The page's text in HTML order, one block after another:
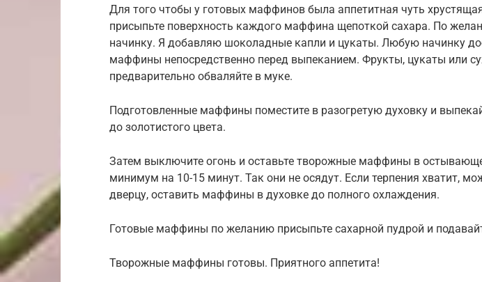
Для того чтобы у готовых маффинов была аппетитная чуть
присыпьте поверхность каждого маффина щепоткой сахара. По
начинку. Я добавляю шоколадные капли и цукаты. Любую начинку
маффины непосредственно перед выпеканием. Фрукты, цукаты или
предварительно обваляйте в муке.
Подготовленные маффины поместите в разогретую духовку и
до золотистого цвета.
Затем выключите огонь и оставьте творожные маффины в
минимум на 10-15 минут. Так они не осядут. Если терпения хватит,
дверцу, оставить маффины в духовке до полного охлаждения.
Готовые маффины по желанию присыпьте сахарной пудрой и
Творожные маффины готовы. Приятного аппетита!